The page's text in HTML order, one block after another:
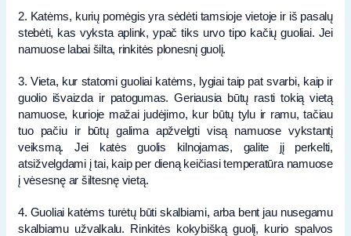
2. Katėms, kurių pomėgis yra sėdėti tamsioje vietoje ir iš pasalų
stebėti, kas vyksta aplink, ypač tiks urvo tipo kačių guoliai. Jei
namuose labai šilta, rinkitės plonesnį guolį.
3. Vieta, kur statomi guoliai katėms, lygiai taip pat svarbi, kaip ir
guolio išvaizda ir patogumas. Geriausia būtų rasti tokią vietą
namuose, kurioje mažai judėjimo, kur būtų tylu ir ramu, tačiau
tuo pačiu ir būtų galima apžvelgti visą namuose vykstantį
veiksmą. Jei katės guolis kilnojamas, galite jį perkelti,
atsižvelgdami į tai, kaip per dieną keičiasi temperatūra namuose
į vėsesnę ar šiltesnę vietą.
4. Guoliai katėms turėtų būti skalbiami, arba bent jau nusegamu
skalbiamu užvalkalu. Rinkitės kokybišką guolį, kurio spalvos